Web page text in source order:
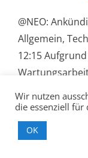
@NEO:
Allgemein,
12:15
am Mittwoch,
Uhr bis 14.00
Wir nutzen
die essenziell für
OK